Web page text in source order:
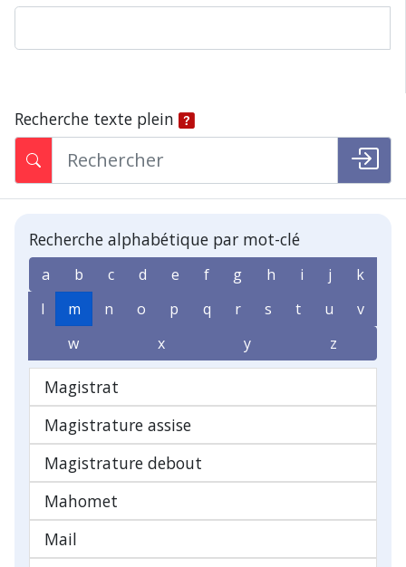
Recherche texte plein
Recherche alphabétique par mot-clé
a b c d e f g h i j
k
l
m n o p q r s t u
v
w
x y z
Magistrat
Magistrature assise
Magistrature debout
Mahomet
Mail